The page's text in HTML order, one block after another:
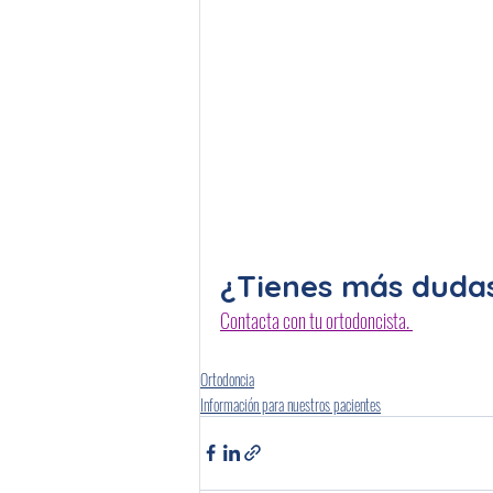
¿Tienes más
Contacta con tu ortodoncista.
Ortodoncia
Información para nuestros pacientes